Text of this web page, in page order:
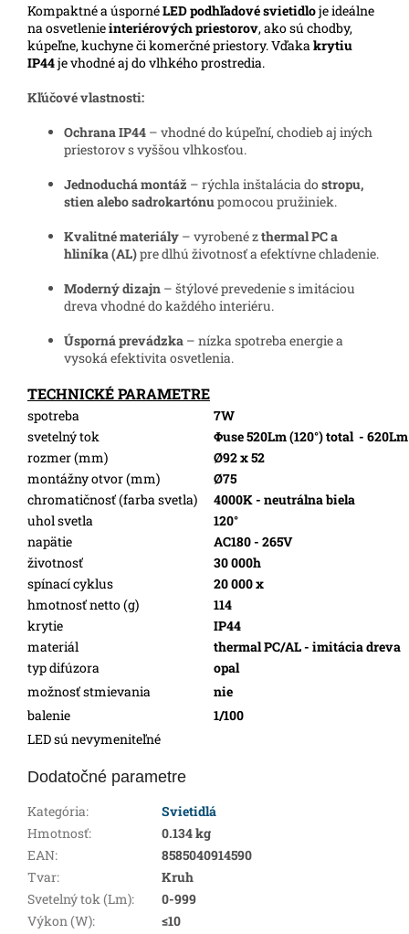
Kompaktné a úspornéLED podhľadové svietidloje ideálne
na osvetlenieinteriérových priestorov, ako sú chodby,
kúpeľne, kuchyne či komerčné priestory.Vďakakrytiu
IP44je vhodné aj do vlhkého prostredia.
Kľúčové vlastnosti:
Ochrana IP44 – vhodné do kúpeľní, chodieb aj iných
priestorov s vyššou vlhkosťou.
Jednoduchá montáž – rýchla inštalácia dostropu,
stien alebo sadrokartónupomocou pružiniek.
Kvalitné materiály – vyrobené zthermal PC a
hliníka (AL)pre dlhú životnosť a efektívne chladenie.
Moderný dizajn – štýlové prevedenie s imitáciou
dreva vhodné do každého interiéru.
Úsporná prevádzka – nízka spotreba energie a
vysoká efektivita osvetlenia.
TECHNICKÉ PARAMETRE
spotreba
7W
svetelný tok
Φuse 520Lm (120°) total - 620Lm
rozmer (mm)
Ø92 x 52
montážny otvor (mm)
Ø75
chromatičnosť (farba svetla)
4000K - neutrálna biela
uhol svetla
120°
napätie
AC180 - 265V
životnosť
30 000h
spínací cyklus
20 000 x
hmotnosť netto (g)
114
krytie
IP44
materiál
thermal PC/AL - imitácia dreva
typ difúzora
opal
možnosť stmievania
nie
balenie
1/100
LED sú nevymeniteľné
Dodatočné parametre
Kategória:
Svietidlá
Hmotnosť:
0.134 kg
EAN:
8585040914590
Tvar:
Kruh
Svetelný tok (Lm):
0-999
Výkon (W):
≤10